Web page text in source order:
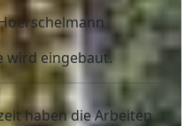
wird eingebaut.
haben die Arbeiten